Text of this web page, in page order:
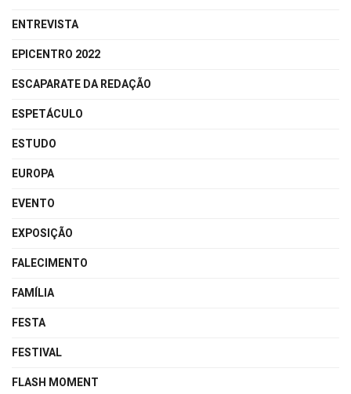
ENTREVISTA
EPICENTRO 2022
ESCAPARATE DA REDAÇÃO
ESPETÁCULO
ESTUDO
EUROPA
EVENTO
EXPOSIÇÃO
FALECIMENTO
FAMÍLIA
FESTA
FESTIVAL
FLASH MOMENT